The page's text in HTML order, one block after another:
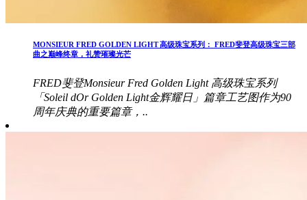
MONSIEUR FRED GOLDEN LIGHT 高级珠宝系列： FRED斐登高级珠宝三部
曲之巅峰终章，礼赞璀璨光芒
FRED斐登Monsieur Fred Golden Light 高级珠宝系列
「Soleil dOr Golden Light金辉耀日」篇章工艺图作为90
周年庆典的重要篇章，..